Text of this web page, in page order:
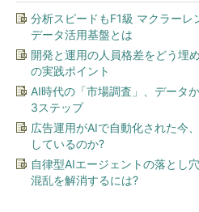
分析スピードもF1級 マクラーレ
データ活用基盤とは
開発と運用の人員格差をどう埋
の実践ポイント
AI時代の「市場調査」、データ
3ステップ
広告運用がAIで自動化された今
しているのか?
自律型AIエージェントの落とし
混乱を解消するには?